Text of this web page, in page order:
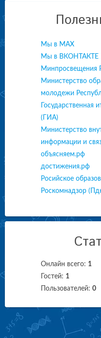
Мы в МАХ
Мы в ВКОНТАКТЕ
Минпросвещения
Министерство
молодежи
Государственная
(ГИА)
Министерство
информации и
объясняем.рф
достижения.рф
Росийское
Роскомнадзор
Онлайн всего: 1
Гостей: 1
Пользователей: 0